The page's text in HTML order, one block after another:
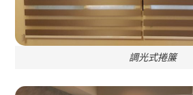
調光式捲簾